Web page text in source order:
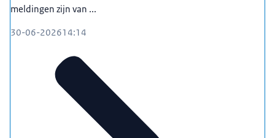
meldingen zijn van ...
30-06-202614:14